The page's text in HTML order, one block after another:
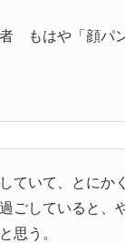
もはや「顔パ
ていて、とにか
ごしていると、
思う。